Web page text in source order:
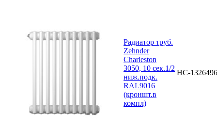
Радиатор труб.
Zehnder
Charleston
3050, 10 сек.1/2
ниж.подк.
RAL9016
(кроншт.в
компл)
НС-1326496